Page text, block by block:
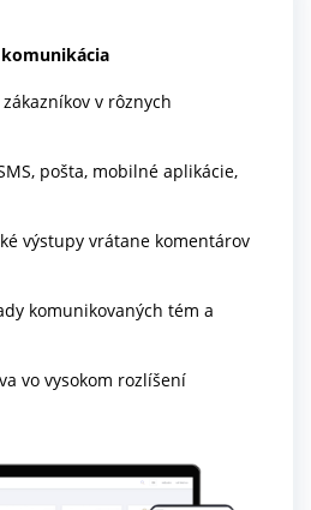
v rôznych
pošta, mobilné aplikácie,
výstupy vrátane komentárov
komunikovaných tém a
vo vysokom rozlíšení